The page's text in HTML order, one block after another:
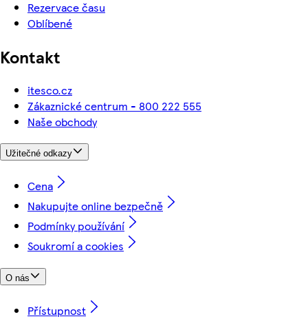
Rezervace času
Oblíbené
Kontakt
itesco.cz
Zákaznické centrum - 800 222 555
Naše obchody
Užitečné odkazy
Cena
Nakupujte online bezpečně
Podmínky používání
Soukromí a cookies
O nás
Přístupnost